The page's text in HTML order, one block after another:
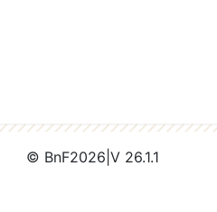
© BnF2026 V 26.1.1